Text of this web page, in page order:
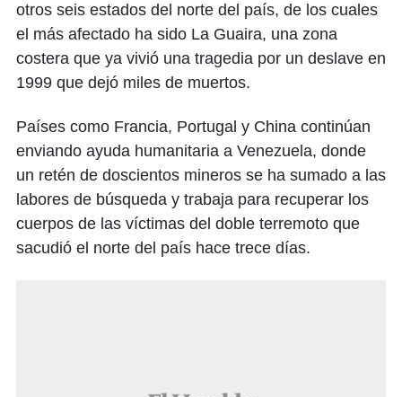
otros seis estados del norte del país, de los cuales
el más afectado ha sido La Guaira, una zona
costera que ya vivió una tragedia por un deslave en
1999 que dejó miles de muertos.
Países como Francia, Portugal y China continúan
enviando ayuda humanitaria a Venezuela, donde
un retén de doscientos mineros se ha sumado a las
labores de búsqueda y trabaja para recuperar los
cuerpos de las víctimas del doble terremoto que
sacudió el norte del país hace trece días.